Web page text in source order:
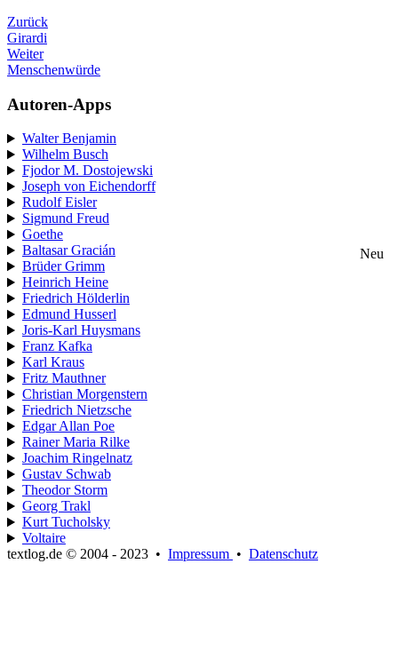
Zurück
Girardi
Weiter
Menschenwürde
Autoren-Apps
Walter Benjamin
Wilhelm Busch
Fjodor M. Dostojewski
Joseph von Eichendorff
Rudolf Eisler
Sigmund Freud
Goethe
Baltasar Gracián
Neu
Brüder Grimm
Heinrich Heine
Friedrich Hölderlin
Edmund Husserl
Joris-Karl Huysmans
Franz Kafka
Karl Kraus
Fritz Mauthner
Christian Morgenstern
Friedrich Nietzsche
Edgar Allan Poe
Rainer Maria Rilke
Joachim Ringelnatz
Gustav Schwab
Theodor Storm
Georg Trakl
Kurt Tucholsky
Voltaire
textlog.de © 2004 - 2023 • Impressum • Datenschutz